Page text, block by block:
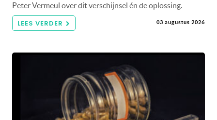
Peter Vermeul over dit verschijnsel én de oplossing.
LEES VERDER 03 augustus 2026